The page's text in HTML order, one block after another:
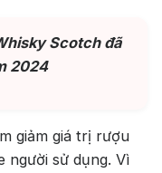
Scotch đã
2024
giảm giá trị rượu
người sử dụng. Vì